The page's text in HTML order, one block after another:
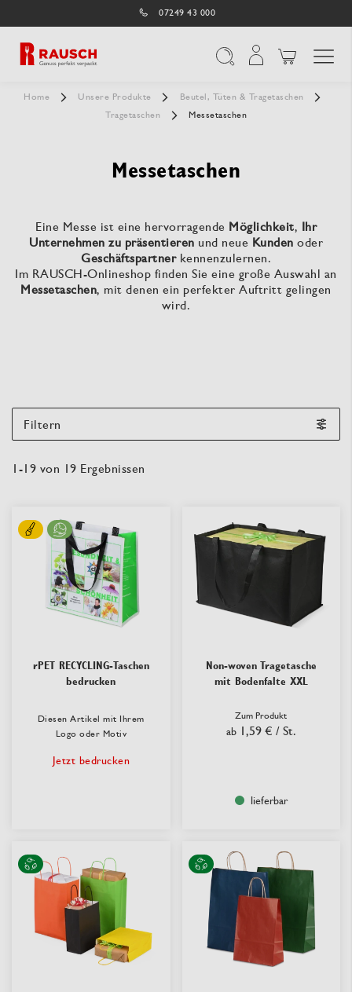
07249 43 000
Home Unsere Produkte
Beutel, Tüten & Tragetaschen
Tragetaschen
Messetaschen
Messetaschen
Eine Messe ist eine hervorragende Möglichkeit, Ihr
Unternehmen zu präsentieren und neue Kunden oder
Geschäftspartnerkennenzulernen.
Im RAUSCH-Onlineshop finden Sie eine große Auswahl an
Messetaschen, mit denen ein perfekter Auftritt gelingen
wird.
1 -19 von 19 Ergebnissen
rPET RECYCLING-Taschen
bedrucken
Diesen Artikel mit Ihrem
Logo oder Motiv
Jetzt bedrucken
Non-woven Tragetasche
mit Bodenfalte XXL
Zum Produkt
ab 1,59 € / St.
lieferbar
Filtern